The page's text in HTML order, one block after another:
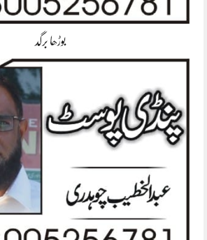
بوڑھا برگد